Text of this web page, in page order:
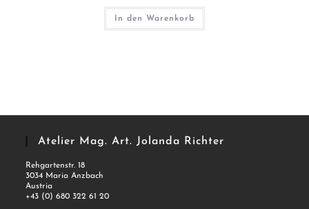
In den Warenkorb
Atelier Mag. Art. Jolanda Richter
Rehgartenstr. 18
3034 Maria Anzbach
Austria
+43 (0) 680 322 61 20